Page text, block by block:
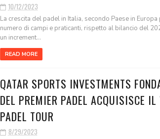
10/12/2023
La crescita del padel in Italia, secondo Paese in Europa
numero di campi e praticanti, rispetto al bilancio del
un increment...
READ MORE
QATAR SPORTS INVESTMENTS
DEL PREMIER PADEL ACQUISISCE IL
PADEL TOUR
8/29/2023